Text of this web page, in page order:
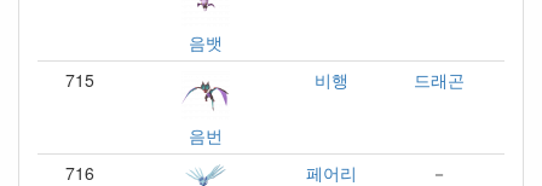
음뱃
715
음번
비행 드래곤
716 페어리 －